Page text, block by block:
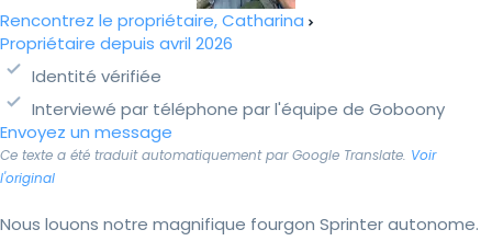
Rencontrez le propriétaire, Catharina
Propriétaire depuis avril 2026
Identité vérifiée
Interviewé par téléphone par l'équipe de Goboony
Envoyez un message
Ce texte a été traduit automatiquement par Google Translate. Voir
l'original
Nous louons notre magnifique fourgon Sprinter autonome.